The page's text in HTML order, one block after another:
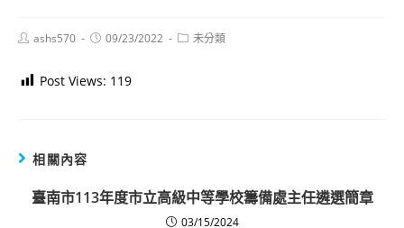
Postashs570
Post09/23/2022
Post未分類
Post Views: 119
相關內容
臺南市113年度市立高級中等學校籌備處主任遴選簡章
03/15/2024